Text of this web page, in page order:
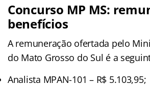
Concurso MP MS:
benefícios
A remuneração ofertada pelo
do Mato Grosso do Sul é a
Analista MPAN-101 – R$ 5.103,95;